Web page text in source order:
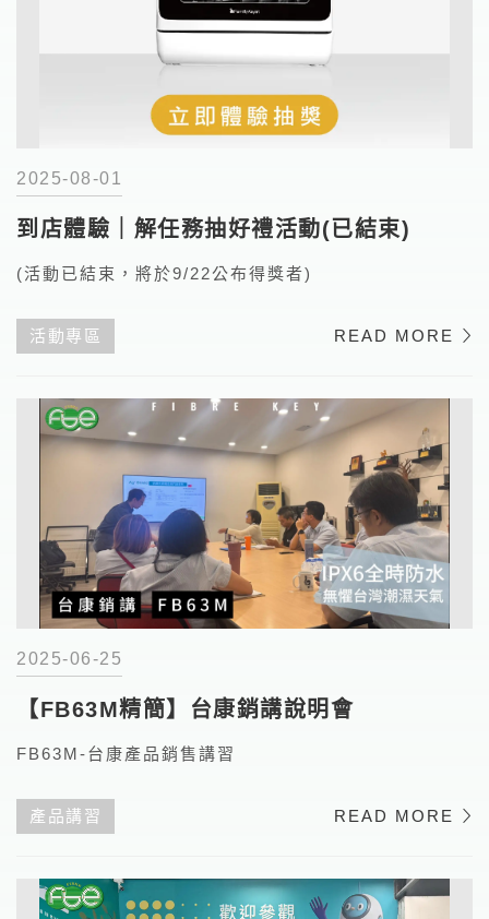
2025-08-01
到店體驗｜解任務抽好禮活動(已結束)
(活動已結束，將於9/22公布得獎者)
活動專區 READ MORE
2025-06-25
【FB63M精簡】台康銷講說明會
FB63M-台康產品銷售講習
產品講習 READ MORE